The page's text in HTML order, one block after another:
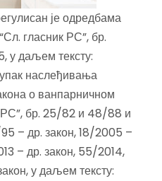
је одредбама
гласник РС”, бр.
у даљем тексту:
наслеђивања
о ванпарничном
бр. 25/82 и 48/88 и
– др. закон, 18/2005 –
– др. закон, 55/2014,
у даљем тексту: